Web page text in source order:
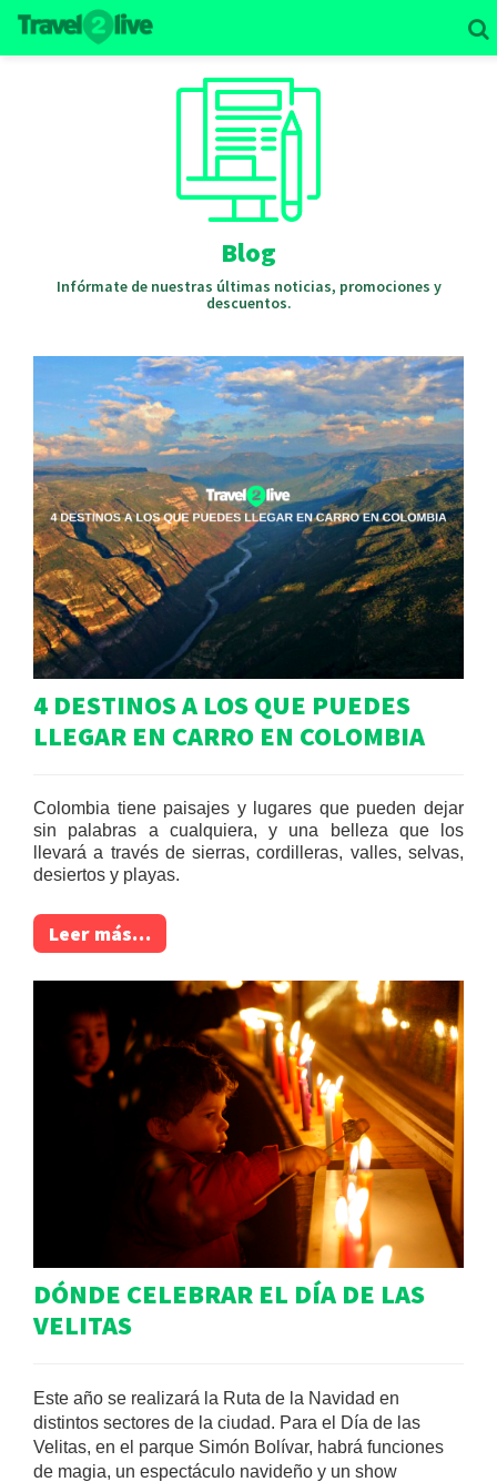
Blog
Infórmate de nuestras últimas noticias, promociones y
descuentos.
4 DESTINOS A LOS QUE PUEDES
LLEGAR EN CARRO EN COLOMBIA
Colombia tiene paisajes y lugares que pueden dejar
sin palabras a cualquiera, y una belleza que los
llevará a través de sierras, cordilleras, valles, selvas,
desiertos y playas.
Leer más…
DÓNDE CELEBRAR EL DÍA DE LAS
VELITAS
Este año se realizará la Ruta de la Navidad en
distintos sectores de la ciudad. Para el Día de las
Velitas, en el parque Simón Bolívar, habrá funciones
de magia, un espectáculo navideño y un show